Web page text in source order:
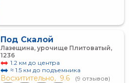
Под Скалой
Лазещина, урочище Плитоватый,
1236
1.2 км до центра
≈ 1.5 км до подъемника
Восхитительно, 9.6 (9 отзывов)